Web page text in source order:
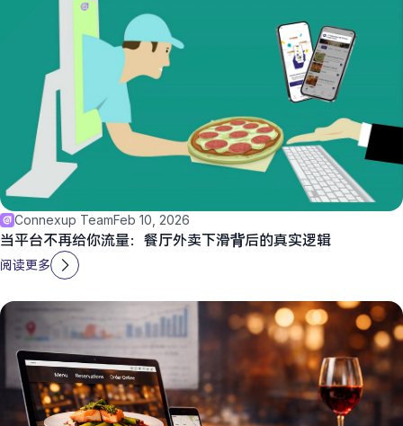
Connexup TeamFeb 10, 2026
当平台不再给你流量：餐厅外卖下滑背后的真实逻辑
阅读更多